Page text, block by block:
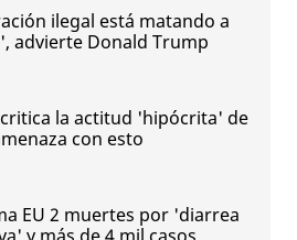
ilegal está matando a
advierte Donald Trump
la actitud 'hipócrita' de
con esto
EU 2 muertes por 'diarrea
y más de 4 mil casos